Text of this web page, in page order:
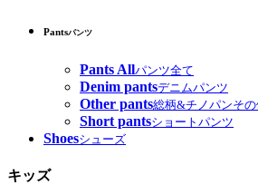
Pantsパンツ
Pants Allパンツ全て
Denim pantsデニムパンツ
Other pants総柄&チノパンそ
Short pantsショートパンツ
Shoesシューズ
キッズ